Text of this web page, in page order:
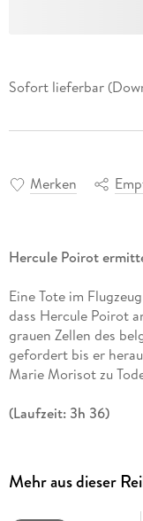
Sofort lieferbar
Merken
Hercule Poirot
Eine Tote im
dass Hercule Poirot
grauen Zellen des
gefordert bis er
Marie Morisot zu
(Laufzeit: 3h 36)
Mehr aus dieser